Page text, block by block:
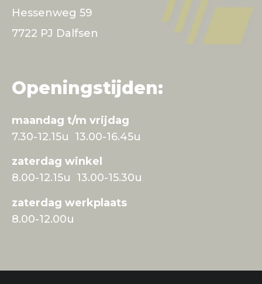
Hessenweg 59
7722 PJ Dalfsen
Openingstijden:
maandag t/m vrijdag
7.30-12.15u 13.00-16.45u
zaterdag winkel
8.00-12.15u 13.00-15.30u
zaterdag werkplaats
8.00-12.00u